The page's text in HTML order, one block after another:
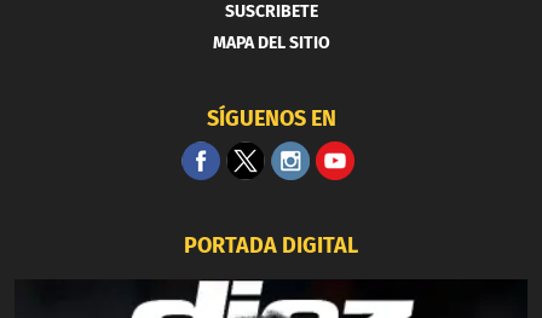
SUSCRIBETE
MAPA DEL SITIO
SÍGUENOS EN
PORTADA DIGITAL